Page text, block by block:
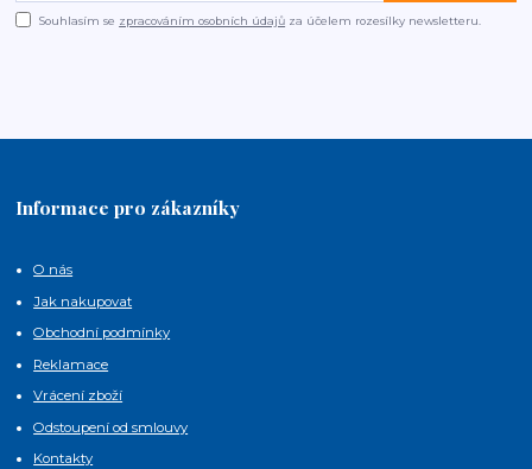
Souhlasím se zpracováním osobních údajů za účelem rozesílky newsletteru.
Informace pro zákazníky
O nás
Jak nakupovat
Obchodní podmínky
Reklamace
Vrácení zboží
Odstoupení od smlouvy
Kontakty